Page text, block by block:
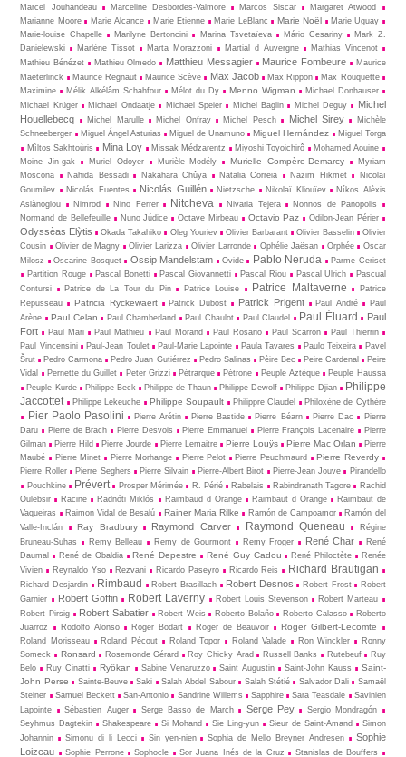
Marcel Jouhandeau
Marceline Desbordes-Valmore Marcos Siscar
Margaret Atwood
Marianne Moore
Marie Alcance Marie Etienne Marie LeBlanc Marie Noël
Marie Uguay
Marie-louise Chapelle
Marilyne Bertoncini Marina Tsvetaïeva Mário Cesariny
Mark Z.
Danielewski
Marlène Tissot Marta Morazzoni Martial d Auvergne
Mathias Vincenot
Mathieu Bénézet
Mathieu Olmedo Matthieu Messagier Maurice Fombeure
Maurice
Maeterlinck
Maurice Regnaut Maurice Scève Max Jacob Max Rippon
Max Rouquette
Maximine
Mélik Alkélâm Schahfour Mélot du Dy Menno Wigman
Michael Donhauser
Michael Krüger
Michael Ondaatje Michael Speier Michel Baglin Michel Deguy
Michel
Houellebecq
Michel Marulle Michel Onfray Michel Pesch Michel Sirey
Michèle
Schneeberger
Miguel Ángel Asturias Miguel de Unamuno Miguel Hernández
Miguel Torga
Mìltos Sakhtoùris
Mina Loy Missak Médzarentz Miyoshi Toyoichirô
Mohamed Aouine
Moine Jin-gak
Muriel Odoyer Murièle Modély Murielle Compère-Demarcy
Myriam
Moscona
Nahida Bessadi Nakahara Chûya Natalia Correia Nazim Hikmet
Nicolaï
Goumilev
Nicolás Fuentes Nicolás Guillén Nietz­sche Nikolaï Kliouïev
Níkos Alèxis
Aslànoglou
Nimrod Nino Ferrer Nitcheva Nivaria Tejera
Nonnos de Panopolis
Normand de Bellefeuille
Nuno Júdice Octave Mirbeau Octavio Paz Odilon-Jean Périer
Odyssèas Elỳtis Okada Takahiko Oleg Youriev Olivier Barbarant Olivier Basselin
Olivier
Cousin
Olivier de Magny Olivier Larizza Olivier Larronde Ophélie Jaësan Orphée
Oscar
Milosz
Oscarine Bosquet Ossip Mandelstam Ovide Pablo Neruda
Parme Ceriset
Partition Rouge
Pascal Bonetti Pascal Giovannetti Pascal Riou Pascal Ulrich
Pascual
Contursi
Patrice de La Tour du Pin Patrice Louise Patrice Maltaverne
Patrice
Repusseau
Patricia Ryckewaert Patrick Dubost Patrick Prigent Paul André
Paul
Arène
Paul Celan Paul Chamberland Paul Chaulot Paul Claudel Paul Éluard
Paul
Fort
Paul Mari Paul Mathieu Paul Morand Paul Rosario Paul Scarron
Paul Thierrin
Paul Vincensini
Paul-Jean Toulet Paul-Marie Lapointe Paula Tavares Paulo Teixeira
Pavel
Šrut
Pedro Carmona Pedro Juan Gutiérrez Pedro Salinas Pèire Bec Peire Cardenal
Peire
Vidal
Pernette du Guillet Peter Grizzi Pétrarque Pétrone Peuple Aztèque
Peuple Haussa
Peuple Kurde
Philippe Beck Philippe de Thaun Philippe Dewolf Philippe Djian
Philippe
Jaccottet
Philippe Lekeuche Philippe Soupault Philippre Claudel Philoxène de Cythère
Pier Paolo Pasolini Pierre Arétin Pierre Bastide Pierre Béarn Pierre Dac
Pierre
Daru
Pierre de Brach Pierre Desvois Pierre Emmanuel Pierre François Lacenaire
Pierre
Gilman
Pierre Hild Pierre Jourde Pierre Lemaitre Pierre Louÿs Pierre Mac Orlan
Pierre
Maubé
Pierre Minet Pierre Morhange Pierre Pelot Pierre Peuchmaurd Pierre Reverdy
Pierre Roller Pierre Seghers Pierre Silvain Pierre-Albert Birot Pierre-Jean Jouve
Pirandello
Pouchkine
Prévert Prosper Mérimée R. Périé Rabelais Rabindranath Tagore
Rachid
Oulebsir
Racine Radnóti Miklós Raimbaud d Orange Raimbaut d Orange
Raimbaut de
Vaqueiras
Raimon Vidal de Besalú Rainer Maria Rilke Ramón de Campoamor
Ramón del
Valle-Inclán
Ray Bradbury Raymond Carver Raymond Queneau
Régine
Bruneau-Suhas
Remy Belleau Remy de Gourmont Remy Froger René Char
René
Daumal
René de Obaldia René Depestre René Guy Cadou René Philoctète
Renée
Vivien
Reynaldo Yso Rezvani Ricardo Paseyro Ricardo Reis Richard Brautigan
Richard Desjardin Rimbaud Robert Brasillach Robert Desnos Robert Frost
Robert
Garnier
Robert Goffin Robert Laverny Robert Louis Stevenson
Robert Marteau
Robert Pirsig
Robert Sabatier Robert Weis Roberto Bolaño Roberto Calasso
Roberto
Juarroz
Rodolfo Alonso Roger Bodart Roger de Beauvoir Roger Gilbert-Lecomte
Roland Morisseau Roland Pécout Roland Topor Roland Valade Ron Winckler
Ronny
Someck
Ronsard Rosemonde Gérard Roy Chicky Arad Russell Banks Rutebeuf
Ruy
Belo
Ruy Cinatti Ryôkan Sabine Venaruzzo Saint Augustin Saint-John Kauss
Saint-
John Perse
Sainte-Beuve Saki Salah Abdel Sabour Salah Stétié Salvador Dali
Samaël
Steiner
Samuel Beckett San-Antonio Sandrine Willems Sapphire Sara Teasdale
Savinien
Lapointe
Sébastien Auger Serge Basso de March Serge Pey
Sergio Mondragón
Seyhmus Dagtekin
Shakespeare Si Mohand Sie Ling-yun Sieur de Saint-Amand
Simon
Johannin
Simonu di li Lecci Sin yen-nien Sophia de Mello Breyner Andresen
Sophie
Loizeau
Sophie Perrone Sophocle Sor Juana Inés de la Cruz Stanislas de Bouffers